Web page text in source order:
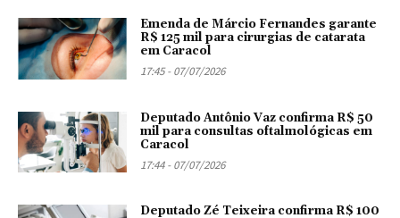
Emenda de Márcio Fernandes garante
R$ 125 mil para cirurgias de catarata
em Caracol
17:45 - 07/07/2026
Deputado Antônio Vaz confirma R$ 50
mil para consultas oftalmológicas em
Caracol
17:44 - 07/07/2026
Deputado Zé Teixeira confirma R$ 100